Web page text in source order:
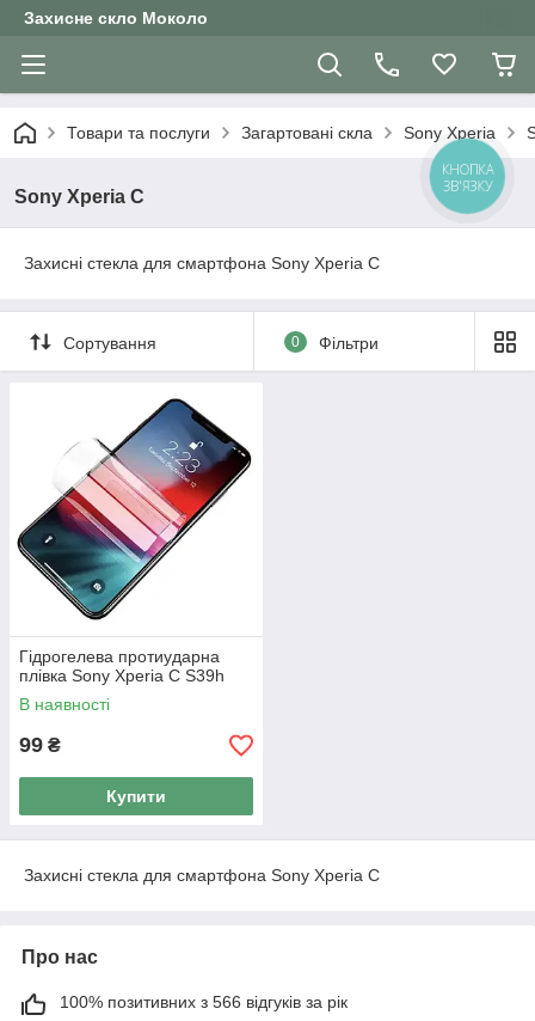
Захисне скло Moколо
Товари та послуги Загартовані скла Sony Xperia
Sony Xperia C
Захисні стекла для смартфона Sony Xperia C
Сортування 0 Фільтри
Гідрогелева протиударна
плівка Sony Xperia C S39h
В наявності
99 ₴
Купити
Захисні стекла для смартфона Sony Xperia C
Про нас
100% позитивних з 566 відгуків за рік
КНОПКА
ЗВ'ЯЗКУ